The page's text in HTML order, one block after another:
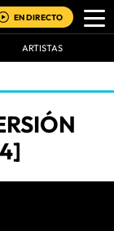
EN DIRECTO
ARTISTAS